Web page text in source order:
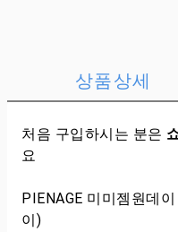
상품상세
처음 구입하시는 분은
요
PIENAGE 미미젬원데
이)